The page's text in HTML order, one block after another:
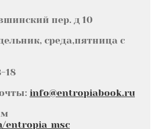
пер. д 10
среда,пятница с
18
info@entropiabook.ru
entropia_msc